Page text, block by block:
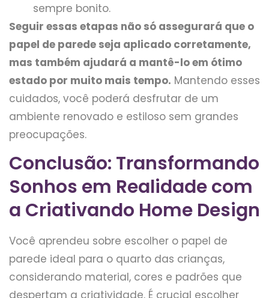
sempre bonito.
Seguir essas etapas não só assegurará que o
papel de parede seja aplicado corretamente,
mas também ajudará a mantê-lo em ótimo
estado por muito mais tempo. Mantendo esses
cuidados, você poderá desfrutar de um
ambiente renovado e estiloso sem grandes
preocupações.
Conclusão: Transformando
Sonhos em Realidade com
a Criativando Home Design
Você aprendeu sobre escolher o papel de
parede ideal para o quarto das crianças,
considerando material, cores e padrões que